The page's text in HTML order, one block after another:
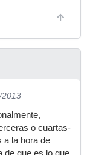
2013
o cuartas-
a la hora de
de que es lo que